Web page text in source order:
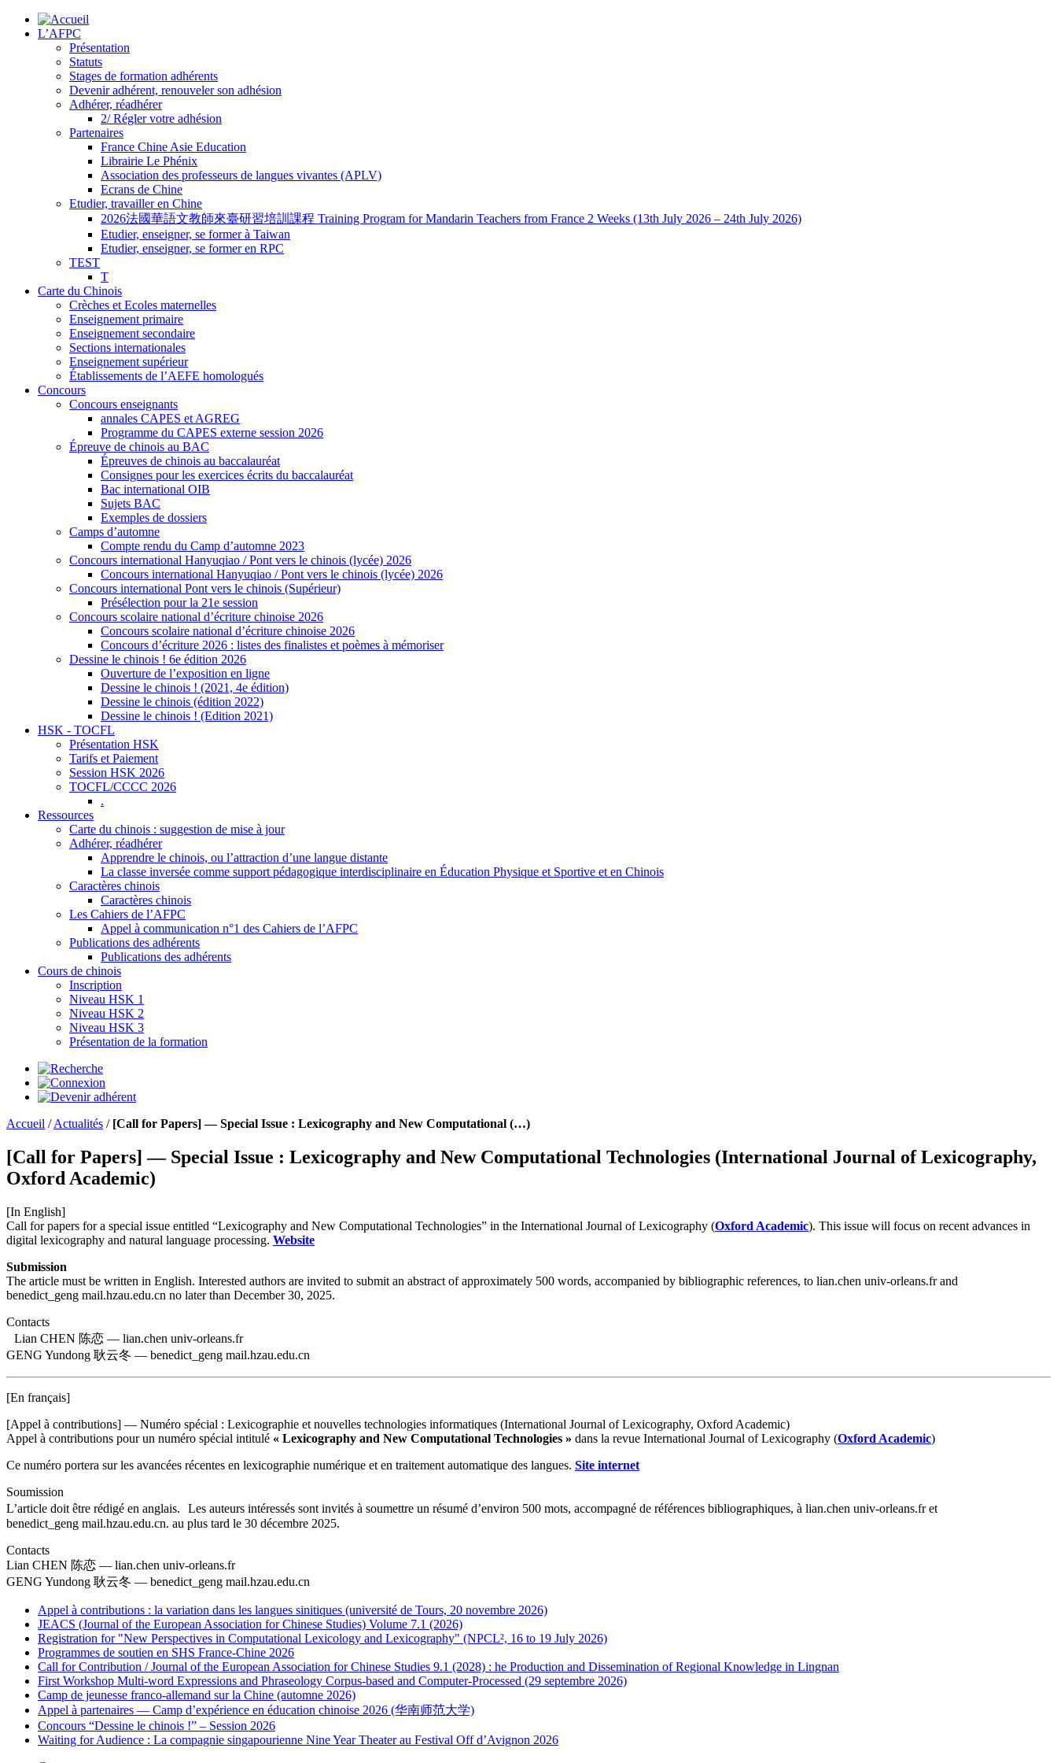
L’AFPC
Présentation
Statuts
Stages de formation adhérents
Devenir adhérent, renouveler son adhésion
Adhérer, réadhérer
2/ Régler votre adhésion
Partenaires
France Chine Asie Education
Librairie Le Phénix
Association des professeurs de langues vivantes (APLV)
Ecrans de Chine
Etudier, travailler en Chine
2026法國華語文教師來臺研習培訓課程 Training Program for Mandarin Teachers from France 2 Weeks (13th July 2026 – 24th July 2026)
Etudier, enseigner, se former à Taiwan
Etudier, enseigner, se former en RPC
TEST
T
Carte du Chinois
Crèches et Ecoles maternelles
Enseignement primaire
Enseignement secondaire
Sections internationales
Enseignement supérieur
Établissements de l’AEFE homologués
Concours
Concours enseignants
annales CAPES et AGREG
Programme du CAPES externe session 2026
Épreuve de chinois au BAC
Épreuves de chinois au baccalauréat
Consignes pour les exercices écrits du baccalauréat
Bac international OIB
Sujets BAC
Exemples de dossiers
Camps d’automne
Compte rendu du Camp d’automne 2023
Concours international Hanyuqiao / Pont vers le chinois (lycée) 2026
Concours international Hanyuqiao / Pont vers le chinois (lycée) 2026
Concours international Pont vers le chinois (Supérieur)
Présélection pour la 21e session
Concours scolaire national d’écriture chinoise 2026
Concours scolaire national d’écriture chinoise 2026
Concours d’écriture 2026 : listes des finalistes et poèmes à mémoriser
Dessine le chinois ! 6e édition 2026
Ouverture de l’exposition en ligne
Dessine le chinois ! (2021, 4e édition)
Dessine le chinois (édition 2022)
Dessine le chinois ! (Edition 2021)
HSK - TOCFL
Présentation HSK
Tarifs et Paiement
Session HSK 2026
TOCFL/CCCC 2026
.
Ressources
Carte du chinois : suggestion de mise à jour
Adhérer, réadhérer
Apprendre le chinois, ou l’attraction d’une langue distante
La classe inversée comme support pédagogique interdisciplinaire en Éducation Physique et Sportive et en Chinois
Caractères chinois
Caractères chinois
Les Cahiers de l’AFPC
Appel à communication n°1 des Cahiers de l’AFPC
Publications des adhérents
Publications des adhérents
Cours de chinois
Inscription
Niveau HSK 1
Niveau HSK 2
Niveau HSK 3
Présentation de la formation
Accueil /Actualités / [Call for Papers] — Special Issue : Lexicography and New Computational (…)
[Call for Papers] — Special Issue : Lexicography and New Computational Technologies (International Journal of Lexicography,
Oxford Academic)
[In English]
Call for papers for a special issue entitled “Lexicography and New Computational Technologies” in the International Journal of Lexicography (Oxford Academic). This issue will focus on recent advances in
digital lexicography and natural language processing. Website
Submission
The article must be written in English. Interested authors are invited to submit an abstract of approximately 500 words, accompanied by bibliographic references, to lian.chen univ-orleans.fr and
benedict_geng mail.hzau.edu.cn no later than December 30, 2025.
Contacts
Lian CHEN 陈恋 — lian.chen univ-orleans.fr
GENG Yundong 耿云冬 — benedict_geng mail.hzau.edu.cn
[En français]
[Appel à contributions] — Numéro spécial : Lexicographie et nouvelles technologies informatiques (International Journal of Lexicography, Oxford Academic)
Appel à contributions pour un numéro spécial intitulé « Lexicography and New Computational Technologies » dans la revue International Journal of Lexicography (Oxford Academic)
Ce numéro portera sur les avancées récentes en lexicographie numérique et en traitement automatique des langues. Site internet
Soumission
L’article doit être rédigé en anglais. Les auteurs intéressés sont invités à soumettre un résumé d’environ 500 mots, accompagné de références bibliographiques, à lian.chen univ-orleans.fr et
benedict_geng mail.hzau.edu.cn. au plus tard le 30 décembre 2025.
Contacts
Lian CHEN 陈恋 — lian.chen univ-orleans.fr
GENG Yundong 耿云冬 — benedict_geng mail.hzau.edu.cn
Appel à contributions : la variation dans les langues sinitiques (université de Tours, 20 novembre 2026)
JEACS (Journal of the European Association for Chinese Studies) Volume 7.1 (2026)
Registration for "New Perspectives in Computational Lexicology and Lexicography" (NPCL², 16 to 19 July 2026)
Programmes de soutien en SHS France-Chine 2026
Call for Contribution / Journal of the European Association for Chinese Studies 9.1 (2028) : he Production and Dissemination of Regional Knowledge in Lingnan
First Workshop Multi-word Expressions and Phraseology Corpus-based and Computer-Processed (29 septembre 2026)
Camp de jeunesse franco-allemand sur la Chine (automne 2026)
Appel à partenaires — Camp d’expérience en éducation chinoise 2026 (华南师范大学)
Concours “Dessine le chinois !” – Session 2026
Waiting for Audience : La compagnie singapourienne Nine Year Theater au Festival Off d’Avignon 2026